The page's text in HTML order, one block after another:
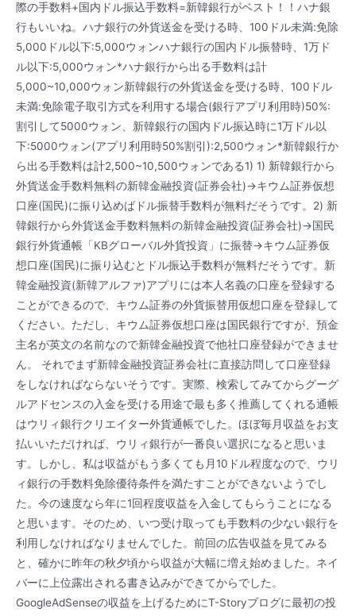
際の手数料+国内ドル振込手数料=新韓銀行がベスト！！ハナ銀
行もいいね。ハナ銀行の外貨送金を受ける時、100ドル未満:免除
5,000ドル以下:5,000ウォンハナ銀行の国内ドル振替時、1万ド
ル以下:5,000ウォン*ハナ銀行から出る手数料は計
5,000~10,000ウォン新韓銀行の外貨送金を受ける時、100ドル
未満:免除電子取引方式を利用する場合(銀行アプリ利用時)50%:
割引して5000ウォン、新韓銀行の国内ドル振込時に1万ドル以
下:5000ウォン(アプリ利用時50%割引):2,500ウォン*新韓銀行か
ら出る手数料は計2,500~10,500ウォンである1) 1) 新韓銀行から
外貨送金手数料無料の新韓金融投資(証券会社)→キウム証券仮想
口座(国民)に振り込めばドル振替手数料が無料だそうです。2) 新
韓銀行から外貨送金手数料無料の新韓金融投資(証券会社)→国民
銀行外貨通帳「KBグローバル外貨投資」に振替→キウム証券仮
想口座(国民)に振り込むとドル振込手数料が無料だそうです。新
韓金融投資(新韓アルファ)アプリには本人名義の口座を登録する
ことができるので、キウム証券の外貨振替用仮想口座を登録して
ください。ただし、キウム証券仮想口座は国民銀行ですが、預金
主名が英文の名前なので新韓金融投資で他社口座登録ができませ
ん。 それでまず新韓金融投資証券会社に直接訪問して口座登録
をしなければならないそうです。実際、検索してみてからグーグ
ルアドセンスの入金を受ける用途で最も多く推薦してくれる通帳
はウリィ銀行クリエイター外貨通帳でした。ほぼ毎月収益をお支
払いいただければ、ウリィ銀行が一番良い選択になると思いま
す。しかし、私は収益がもう多くても月10ドル程度なので、ウリ
ィ銀行の手数料免除優待条件を満たすことができないようでし
た。今の速度なら年に1回程度収益を入金してもらうことになる
と思います。そのため、いつ受け取っても手数料の少ない銀行を
利用しなければなりませんでした。前回の広告収益を見てみる
と、確かに昨年の秋夕頃から収益が大幅に増え始めました。ネイ
バーに上位露出される書き込みができてからでした。
GoogleAdSenseの収益を上げるためにT-Storyブログに最初の投